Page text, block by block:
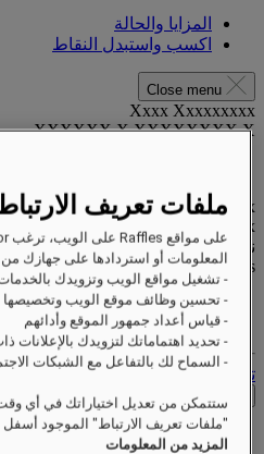
المزايا والحالة
اكسب واستبدل النقاط
Close menu
Xxxx Xxxxxxxxx
XXXXXX X XXXXXXXX X
xxxxxxxx
Valid until
xx/xx/xxxx
نقاط المكافآت
XXX
pts
حساب الولاء الخاص بك
حجوزاتك
تسجيل الخروج
التحقق من الأسعار
ملفات تعريف
المعلومات أو استردادها على جهازك
- تشغيل مواقع الويب وتزويدك
- تحسين وظائف موقع الويب وتخصيصها
- قياس أعداد جمهور الموقع وأدائهم
- تحديد اهتماماتك لتزويدك بالإعلانات
- السماح لك بالتفاعل مع الشبكات
ستتمكن من تعديل اختياراتك في أي
"ملفات تعريف الارتباط" الموجود
المزيد من المعلومات